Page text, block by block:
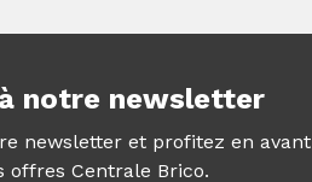
notre newsletter
newsletter et profitez en avant
offres Centrale Brico.